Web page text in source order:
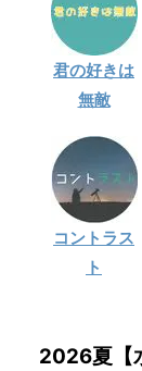
君の好きは
無敵
コントラス
ト
2026夏【